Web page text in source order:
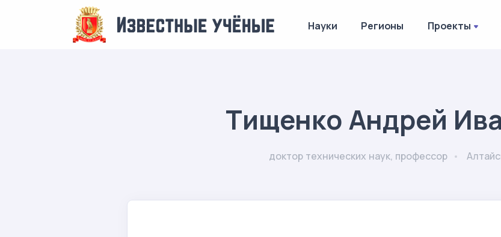
Науки Регионы Проекты
Тищенко Андрей
доктор технических наук, профессор